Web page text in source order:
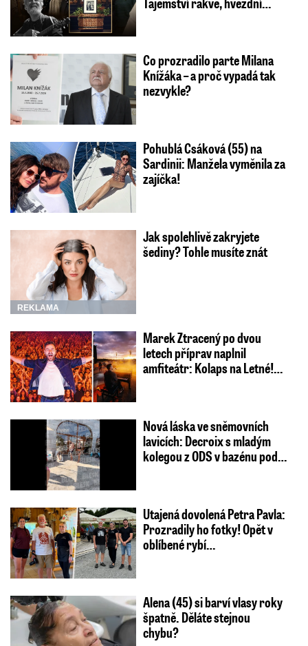
Co prozradilo parte Milana
Knížáka – a proč vypadá tak
nezvykle?
Pohublá Csáková (55) na
Sardinii: Manžela vyměnila za
zajíčka!
REKLAMA
Jak spolehlivě zakryjete
šediny? Tohle musíte znát
Marek Ztracený po dvou
letech příprav naplnil
amfiteátr: Kolaps na Letné!…
Nová láska ve sněmovních
lavicích: Decroix s mladým
kolegou z ODS v bazénu pod…
Utajená dovolená Petra Pavla:
Prozradily ho fotky! Opět v
oblíbené rybí…
Alena (45) si barví vlasy roky
špatně. Děláte stejnou
chybu?